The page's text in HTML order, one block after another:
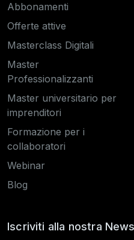
Abbonamenti
Offerte attive
Masterclass Digitali
Master
Professionalizzanti
Master universitario per
imprenditori
Formazione per i
collaboratori
Webinar
Blog
Iscriviti alla nostra